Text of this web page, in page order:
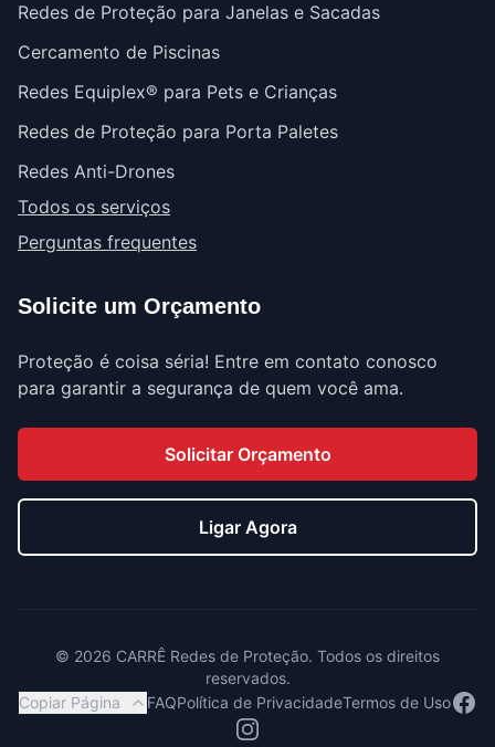
Redes de Proteção para Janelas e Sacadas
Cercamento de Piscinas
Redes Equiplex® para Pets e Crianças
Redes de Proteção para Porta Paletes
Redes Anti-Drones
Todos os serviços
Perguntas frequentes
Solicite um Orçamento
Proteção é coisa séria! Entre em contato conosco
para garantir a segurança de quem você ama.
Solicitar Orçamento
Ligar Agora
© 2026 CARRÊ Redes de Proteção. Todos os direitos
reservados.
Copiar Página
FAQPolítica de PrivacidadeTermos de Uso
Instagram